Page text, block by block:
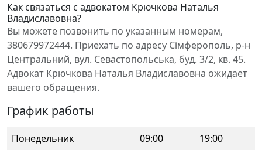
Как связаться с адвокатом Крючкова Наталья
Владиславовна?
Вы можете позвонить по указанным номерам,
380679972444. Приехать по адресу Сімферополь, р-н
Центральний, вул. Севастопольська, буд. 3/2, кв. 45.
Адвокат Крючкова Наталья Владиславовна ожидает
вашего обращения.
График работы
Понедельник 09:00
19:00